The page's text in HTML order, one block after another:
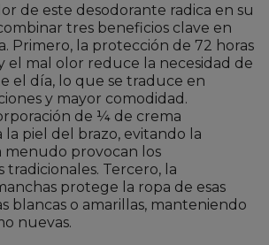
de este desodorante radica en su
tres beneficios clave en
Primero, la protección de 72 horas
el mal olor reduce la necesidad de
el día, lo que se traduce en
y mayor comodidad.
de ¼ de crema
piel del brazo, evitando la
menudo provocan los
tradicionales. Tercero, la
protege la ropa de esas
blancas o amarillas, manteniendo
nuevas.